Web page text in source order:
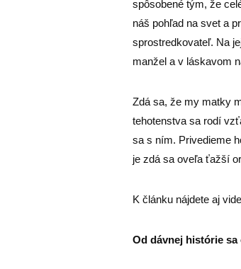
spôsobené tým, že
náš pohľad na svet a
sprostredkovateľ. Na
manžel a v láskavom
Zdá sa, že my matky
tehotenstva sa rodí
sa s ním. Privedieme
je zdá sa oveľa ťažší
K článku nájdete aj
Od dávnej histórie sa